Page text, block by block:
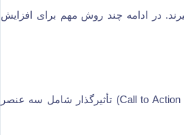
در ادامه چند روش مهم برای افزایش
یک فراخوان به اقدام (Call to Action – CTA) تأثیرگذار شامل سه عنصر